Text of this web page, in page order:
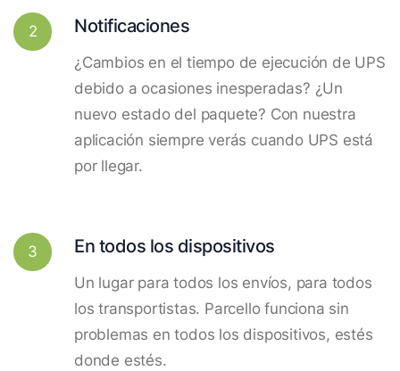
2 Notificaciones
¿Cambios en el tiempo de ejecución de UPS
debido a ocasiones inesperadas? ¿Un
nuevo estado del paquete? Con nuestra
aplicación siempre verás cuando UPS está
por llegar.
3 En todos los dispositivos
Un lugar para todos los envíos, para todos
los transportistas. Parcello funciona sin
problemas en todos los dispositivos, estés
donde estés.